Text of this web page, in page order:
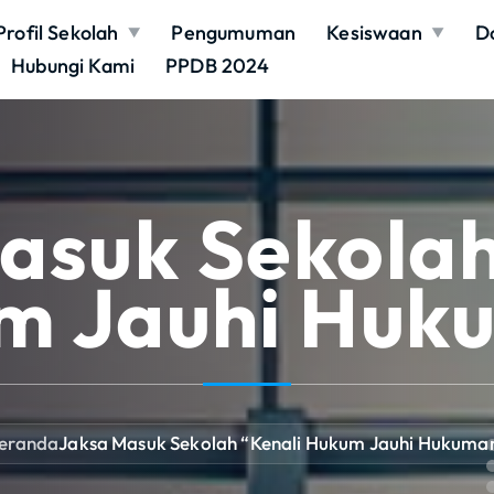
Sekolah Pengumuman Kesiswaan
Hubungi Kami
PPDB 2024
Jauhi
Jaksa Masuk Sekolah “Kenali Hukum Jauhi